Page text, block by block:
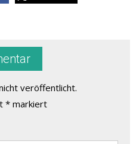
veröffentlicht.
* markiert